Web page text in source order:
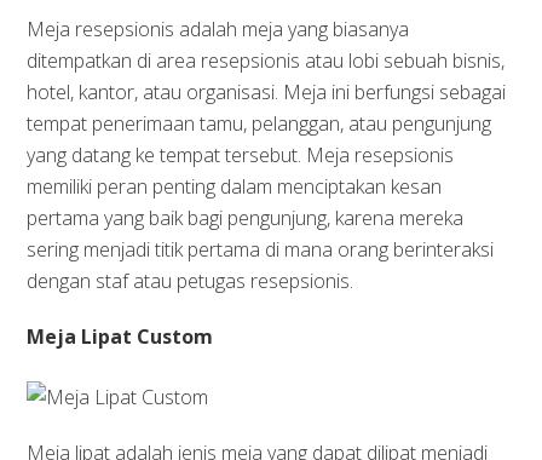
Meja resepsionis adalah meja yang biasanya
ditempatkan di area resepsionis atau lobi sebuah bisnis,
hotel, kantor, atau organisasi. Meja ini berfungsi sebagai
tempat penerimaan tamu, pelanggan, atau pengunjung
yang datang ke tempat tersebut. Meja resepsionis
memiliki peran penting dalam menciptakan kesan
pertama yang baik bagi pengunjung, karena mereka
sering menjadi titik pertama di mana orang berinteraksi
dengan staf atau petugas resepsionis.
Meja Lipat Custom
Meja lipat adalah jenis meja yang dapat dilipat menjadi